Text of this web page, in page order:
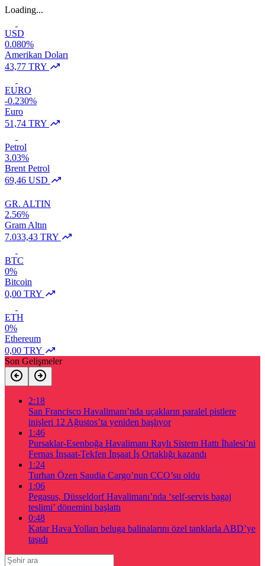
Loading...
USD
0.080%
Amerikan Doları
43,77 TRY
EURO
-0.230%
Euro
51,74 TRY
Petrol
3.03%
Brent Petrol
69,46 USD
GR. ALTIN
2.56%
Gram Altın
7.033,43 TRY
BTC
0%
Bitcoin
0,00 TRY
ETH
0%
Ethereum
0,00 TRY
Son Gelişmeler
2:18
San Francisco Havalimanı’nda uçakların paralel pistlere
inişleri 12 Ağustos’ta yeniden başlıyor
1:46
Pursaklar-Esenboğa Havalimanı Raylı Sistem Hattı İhalesi’ni
Fernas İnşaat-Tekfen İnşaat İş Ortaklığı kazandı
1:24
Turhan Özen Saudia Cargo’nun CCO’su oldu
1:06
Pegasus, Düsseldorf Havalimanı’nda ‘self-servis bagaj
teslimi’ dönemini başlattı
0:48
Katar Hava Yolları beluga balinalarını özel tanklarla ABD’ye
taşıdı